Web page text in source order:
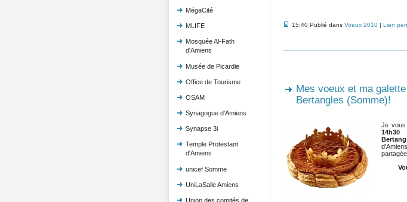
MégaCité
MLIFE
Mosquée Al-Fath
d'Amiens
Musée de Picardie
Office de Tourisme
OSAM
Synagogue d'Amiens
Synapse 3i
Temple Protestant
d'Amiens
unicef Somme
UniLaSalle Amiens
Union des comités de
15:40 Publié dans Voeux 2010| Lien
Mes voeux et ma
Bertangles (Somme)!
Je